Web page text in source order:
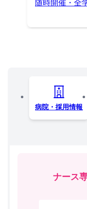
随時開催・全
病院・採用情報
ナース